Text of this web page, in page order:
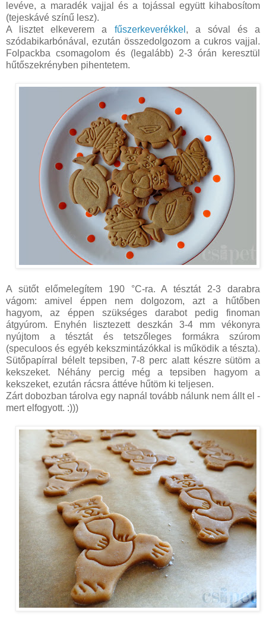
levéve, a maradék vajjal és a tojással együtt kihabosítom
(tejeskávé színű lesz).
A lisztet elkeverem a fűszerkeverékkel , a sóval és a
szódabikarbónával, ezután összedolgozom a cukros vajjal.
Folpackba csomagolom és (legalább) 2-3 órán keresztül
hűtőszekrényben pihentetem.
A sütőt előmelegítem 190 °C-ra. A tésztát 2-3 darabra
vágom: amivel éppen nem dolgozom, azt a hűtőben
hagyom, az éppen szükséges darabot pedig finoman
átgyúrom. Enyhén lisztezett deszkán 3-4 mm vékonyra
nyújtom a tésztát és tetszőleges formákra szúrom
(speculoos és egyéb kekszmintázókkal is működik a tészta).
Sütőpapírral bélelt tepsiben, 7-8 perc alatt készre sütöm a
kekszeket. Néhány percig még a tepsiben hagyom a
kekszeket, ezután rácsra áttéve hűtöm ki teljesen.
Zárt dobozban tárolva egy napnál tovább nálunk nem állt el -
mert elfogyott. :)))